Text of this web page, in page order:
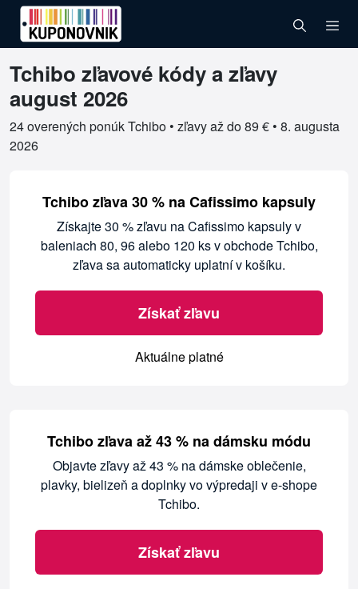
Tchibo zľavové kódy a zľavy
august 2026
24 overených ponúk Tchibo • zľavy až do 89 € • 8. augusta
2026
Overené kupóny pre Tchibo
Tchibo zľava 30 % na Cafissimo kapsuly
Získajte 30 % zľavu na Cafissimo kapsuly v
baleniach 80, 96 alebo 120 ks v obchode Tchibo,
zľava sa automaticky uplatní v košíku.
Získať zľavu
Aktuálne platné
Tchibo zľava až 43 % na dámsku módu
Objavte zľavy až 43 % na dámske oblečenie,
plavky, bielizeň a doplnky vo výpredaji v e-shope
Tchibo.
Získať zľavu